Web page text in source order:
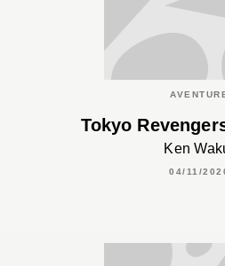
Tokyo
Ken
04/11/